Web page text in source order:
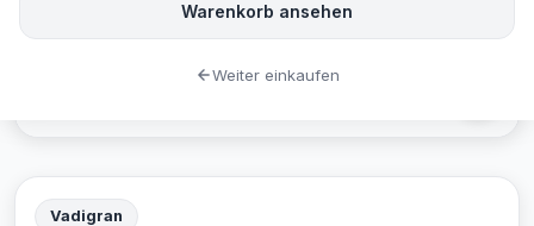
Vadigran
Warenkorb ansehen
Weiter einkaufen